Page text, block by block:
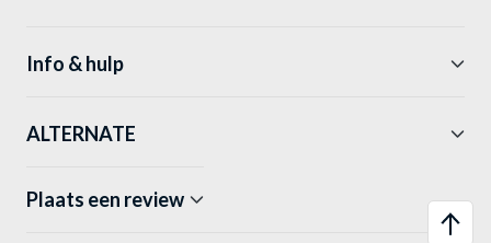
Info & hulp
ALTERNATE
Plaats een review